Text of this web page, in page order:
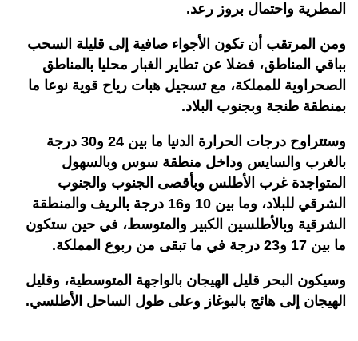
المطرية واحتمال بروز رعد.
ومن المرتقب أن تكون الأجواء صافية إلى قليلة السحب
بباقي المناطق، فضلا عن تطاير الغبار محليا بالمناطق
الصحراوية للمملكة، مع تسجيل هبات رياح قوية نوعا ما
بمنطقة طنجة وبجنوب البلاد.
وستتراوح درجات الحرارة الدنيا ما بين 24 و30 درجة
بالغرب والسايس وداخل منطقة سوس وبالسهول
المتواجدة غرب الأطلس وبأقصى الجنوب والجنوب
الشرقي للبلاد، وما بين 10 و16 درجة بالريف والمنطقة
الشرقية وبالأطلسين الكبير والمتوسط، في حين ستكون
ما بين 17 و23 درجة في ما تبقى من ربوع المملكة.
وسيكون البحر قليل الهيجان بالواجهة المتوسطية، وقليل
الهيجان إلى هائج بالبوغاز وعلى طول الساحل الأطلسي.